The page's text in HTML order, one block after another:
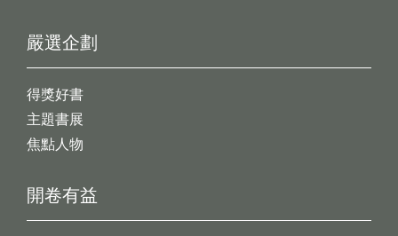
開卷有益
嚴選企劃
得獎好書
主題書展
焦點人物